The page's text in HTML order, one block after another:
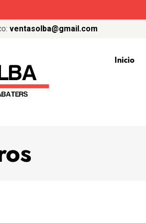
ventasolba@gmail.com
Inicio